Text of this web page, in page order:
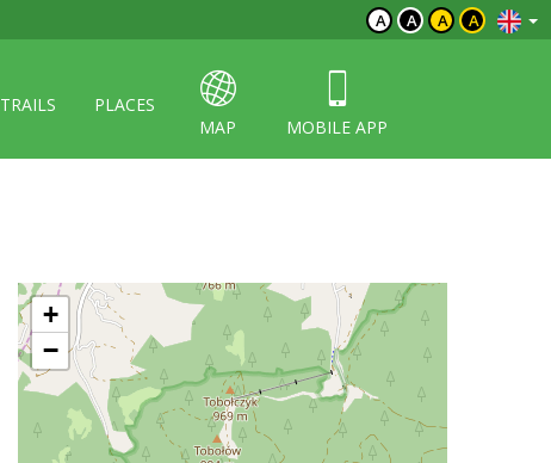
A A A A
TRAILS
PLACES
MAP
MOBILE APP
+
−